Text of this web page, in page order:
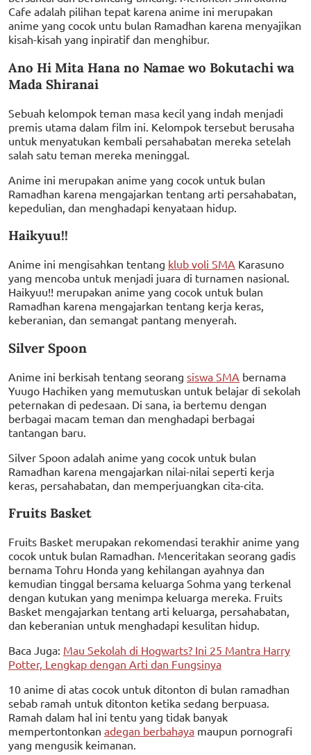
Cafe adalah pilihan tepat karena anime ini merupakan
anime yang cocok untu bulan Ramadhan karena menyajikan
kisah-kisah yang inpiratif dan menghibur.
Ano Hi Mita Hana no Namae wo Bokutachi wa
Mada Shiranai
Sebuah kelompok teman masa kecil yang indah menjadi
premis utama dalam film ini. Kelompok tersebut berusaha
untuk menyatukan kembali persahabatan mereka setelah
salah satu teman mereka meninggal.
Anime ini merupakan anime yang cocok untuk bulan
Ramadhan karena mengajarkan tentang arti persahabatan,
kepedulian, dan menghadapi kenyataan hidup.
Haikyuu!!
Anime ini mengisahkan tentang klub voli SMA Karasuno
yang mencoba untuk menjadi juara di turnamen nasional.
Haikyuu!! merupakan anime yang cocok untuk bulan
Ramadhan karena mengajarkan tentang kerja keras,
keberanian, dan semangat pantang menyerah.
Silver Spoon
Anime ini berkisah tentang seorang siswa SMA bernama
Yuugo Hachiken yang memutuskan untuk belajar di sekolah
peternakan di pedesaan. Di sana, ia bertemu dengan
berbagai macam teman dan menghadapi berbagai
tantangan baru.
Silver Spoon adalah anime yang cocok untuk bulan
Ramadhan karena mengajarkan nilai-nilai seperti kerja
keras, persahabatan, dan memperjuangkan cita-cita.
Fruits Basket
Fruits Basket merupakan rekomendasi terakhir anime yang
cocok untuk bulan Ramadhan. Menceritakan seorang gadis
bernama Tohru Honda yang kehilangan ayahnya dan
kemudian tinggal bersama keluarga Sohma yang terkenal
dengan kutukan yang menimpa keluarga mereka. Fruits
Basket mengajarkan tentang arti keluarga, persahabatan,
dan keberanian untuk menghadapi kesulitan hidup.
Baca Juga: Mau Sekolah di Hogwarts? Ini 25 Mantra Harry
Potter, Lengkap dengan Arti dan Fungsinya
10 anime di atas cocok untuk ditonton di bulan ramadhan
sebab ramah untuk ditonton ketika sedang berpuasa.
Ramah dalam hal ini tentu yang tidak banyak
mempertontonkan adegan berbahaya maupun pornografi
yang mengusik keimanan.